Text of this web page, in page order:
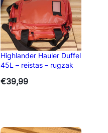
Highlander Hauler Duffel
45L – reistas – rugzak
€39,99